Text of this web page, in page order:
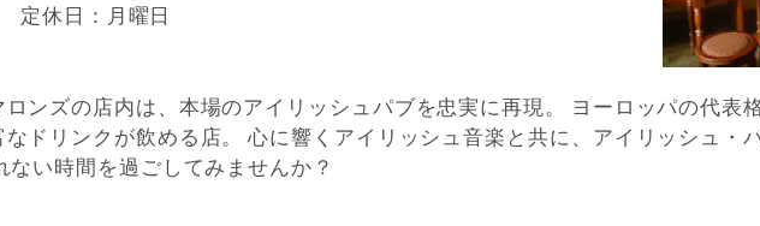
定休日：月曜日
ロンズの店内は、本場のアイリッシュパブを忠実に再現。 ヨーロッパの代表
なドリンクが飲める店。 心に響くアイリッシュ音楽と共に、アイリッシュ・
ない時間を過ごしてみませんか？